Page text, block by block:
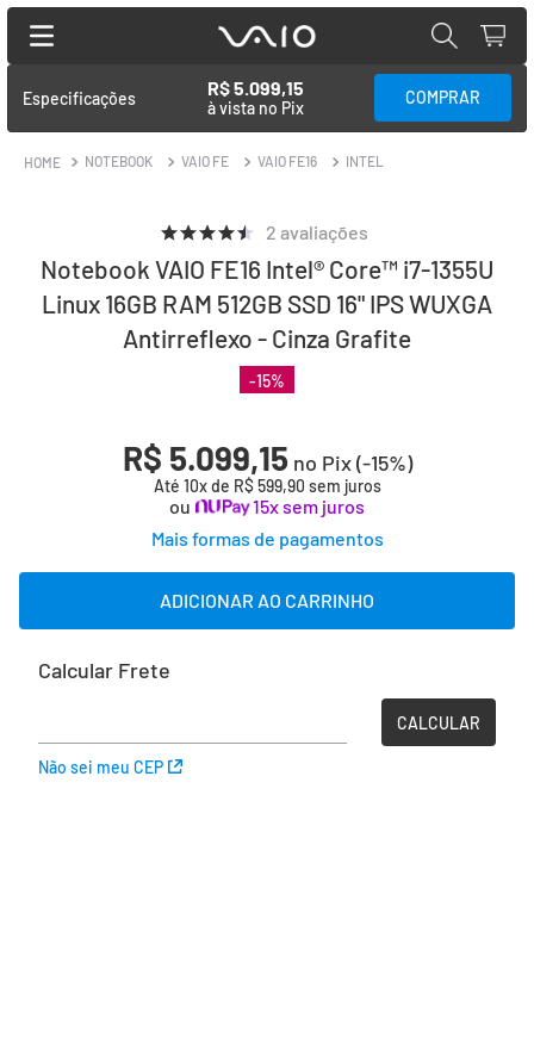
Especificações R$ 5.099,15
à vista no Pix
NOTEBOOK VAIO FE VAIO FE16 INTEL
2 avaliações
Notebook VAIO FE16 Intel® Core™ i7-1355U
Linux 16GB RAM 512GB SSD 16" IPS WUXGA
Antirreflexo - Cinza Grafite
-15%
R$ 5.099,15no Pix (-15%)
Até 10x de R$ 599,90 sem juros
ou
15x sem juros
Mais formas de pagamentos
ADICIONAR AO CARRINHO
Não sei meu CEP